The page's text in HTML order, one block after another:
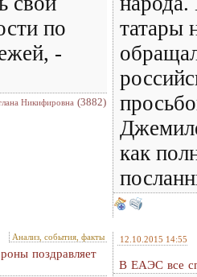
по
-
Никифировна (3882)
татары
как
Анализ, события, факты
поздравляет
12.10.2015 14:55
В ЕАЭС все